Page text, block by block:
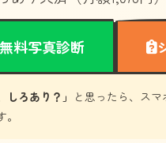
料写真診断
しろあり？」 と思ったら、ス